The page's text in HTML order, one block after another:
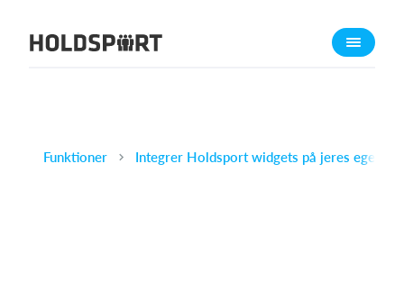
Om Holdsport
Presseomtale
Funktioner Integrer Holdsport widgets på jeres egen